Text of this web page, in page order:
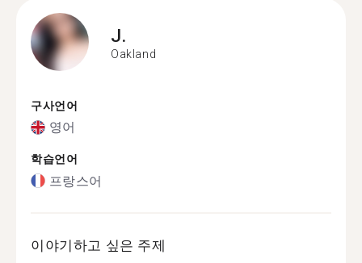
J.
Oakland
구사언어
영어
학습언어
프랑스어
이야기하고 싶은 주제